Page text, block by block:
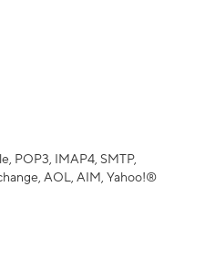
POP3, IMAP4, SMTP,
AOL, AIM, Yahoo!®